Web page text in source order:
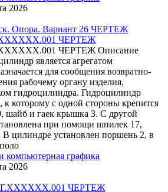
2026
ЧЕРТЕЖ
ЧЕРТЕЖ Описание
является агрегатом
для сообщения возвратно-
рабочему органу изделия,
гидроцилиндра. Гидроцилиндр
к которому с одной стороны крепится
шайб и гаек крышка 3. С другой
при помощи шпилек 17,
цилиндре установлен поршень 2, в
компьютерная графика
2026